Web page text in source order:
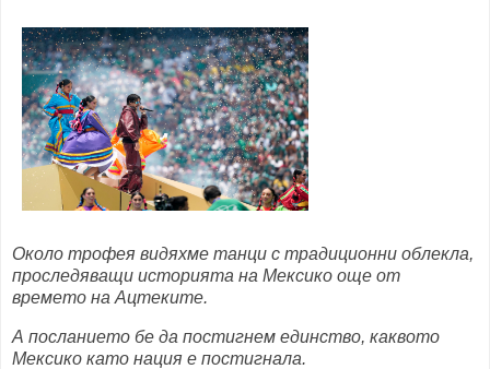
Около трофея видяхме танци с традиционни облекла,
проследяващи историята на Мексико още от
времето на Ацтеките.
А посланието бе да постигнем единство, каквото
Мексико като нация е постигнала.